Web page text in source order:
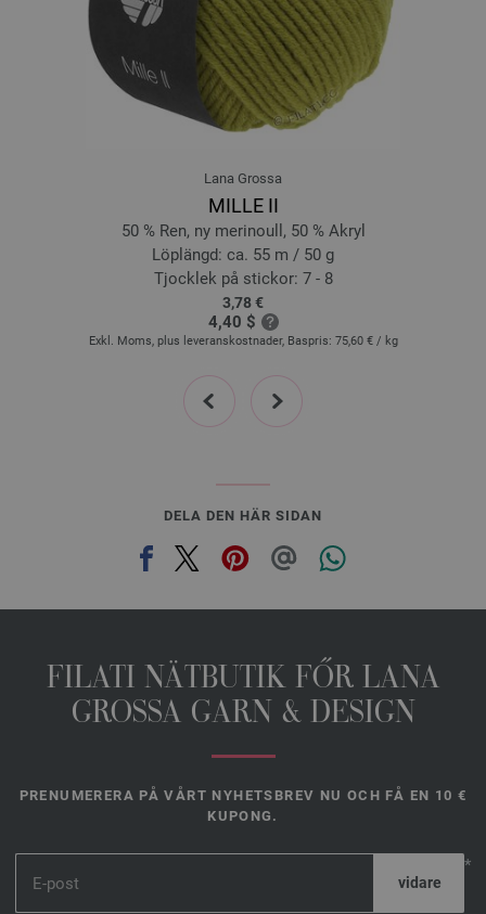
18-majsgul | EAN: 4033493375832
19-orange | EAN: 4033493375849
20-aqua | EAN: 4033493375856
21-turkosblå | EAN: 4033493375863
22-mauve | EAN: 4033493375870
24-antracit | EAN: 4033493375894
Lana Grossa
MILLE II
50 % Ren, ny merinoull, 50 % Akryl
Löplängd: ca. 55 m / 50 g
Tjocklek på stickor: 7 - 8
3,78 €
4,40 $
Exkl. Moms, plus leveranskostnader, Baspris: 75,60 € / kg
prev next
DELA DEN HÄR SIDAN
FILATI NÄTBUTIK FŐR LANA
GROSSA GARN & DESIGN
PRENUMERERA PÅ VÅRT NYHETSBREV NU OCH FÅ EN 10 €
KUPONG.
*